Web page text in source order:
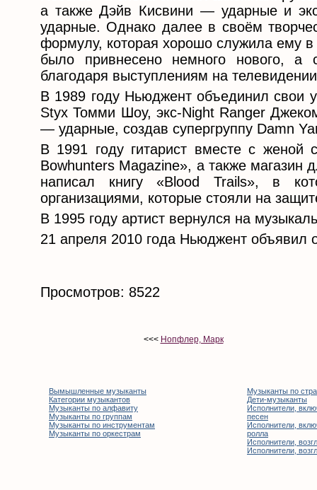
а также Дэйв Кисвини — ударные и
ударные. Однако далее в своём
формулу, которая хорошо служила ему
было привнесено немного нового, а
благодаря выступлениям на
В 1989 году Ньюджент объединил свои
Styx Томми Шоу, экс-Night Ranger
— ударные, создав супергруппу Damn
В 1991 году гитарист вместе с женой
Bowhunters Magazine», а также магазин
написал книгу «Blood Trails», в
организациями, которые стояли на
В 1995 году артист вернулся на
21 апреля 2010 года Ньюджент объявил
Просмотров: 8522
<<< Нопфлер, Марк
Вымышленные музыканты
Категории музыкантов
Музыканты по алфавиту
Музыканты по группам
Музыканты по инструментам
Музыканты по оркестрам
Музыканты по
Дети-музыканты
Исполнители,
песен
Исполнители,
ролла
Исполнители,
Исполнители,